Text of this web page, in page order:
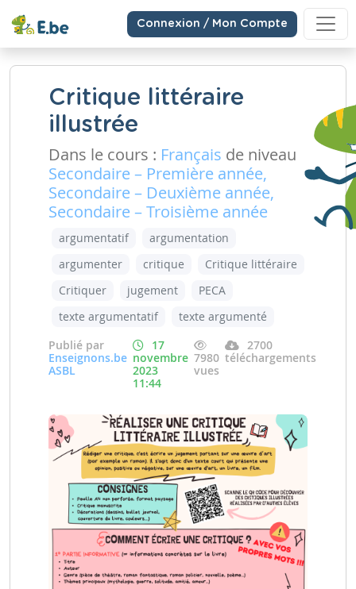
Connexion / Mon Compte
Critique littéraire
illustrée
Dans le cours : Français de niveau
Secondaire – Première année,
Secondaire – Deuxième année,
Secondaire – Troisième année
argumentatif
argumentation
argumenter
critique
Critique littéraire
Critiquer
jugement
PECA
texte argumentatif
texte argumenté
Publié par
Enseignons.be
ASBL
17
novembre
2023
11:44
7980
vues
2700
téléchargements